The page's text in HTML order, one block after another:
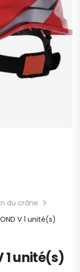
du crâne
V 1 unité(s)
1 unité(s)